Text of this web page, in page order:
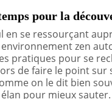
pour la
en se ressourçant
zen
pratiques pour se
de faire le point sur
on le dit bien
pour mieux